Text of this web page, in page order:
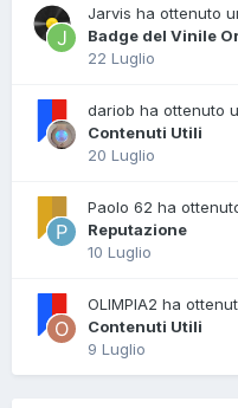
Jarvis ha ottenuto
Badge del Vinile
22 Luglio
dariob ha ottenuto
Contenuti Utili
20 Luglio
Paolo 62 ha
Reputazione
10 Luglio
OLIMPIA2 ha
Contenuti Utili
9 Luglio